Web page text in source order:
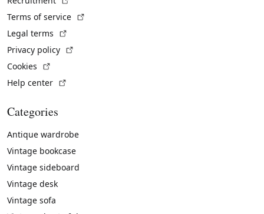
Terms of service
Legal terms
Privacy policy
Cookies
Help center
Categories
Antique wardrobe
Vintage bookcase
Vintage sideboard
Vintage desk
Vintage sofa